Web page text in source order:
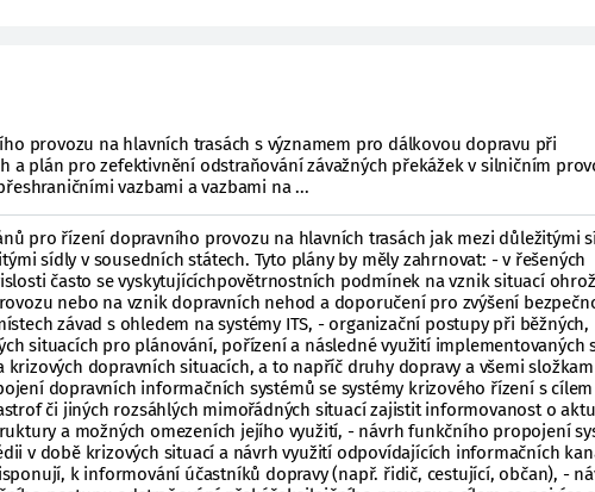
provozu na hlavních trasách s významem pro dálkovou dopravu při
a plán pro zefektivnění odstraňování závažných překážek v silničním
vazbami a vazbami na ...
pro řízení dopravního provozu na hlavních trasách jak mezi důležitými
sídly v sousedních státech. Tyto plány by měly zahrnovat: - v řešených
často se vyskytujícíchpovětrnostních podmínek na vznik situací
nebo na vznik dopravních nehod a doporučení pro zvýšení
závad s ohledem na systémy ITS, - organizační postupy při běžných,
situacích pro plánování, pořízení a následné využití implementovaných
krizových dopravních situacích, a to napříč druhy dopravy a všemi
dopravních informačních systémů se systémy krizového řízení s
či jiných rozsáhlých mimořádných situací zajistit informovanost o
a možných omezeních jejího využití, - návrh funkčního propojení
v době krizových situací a návrh využití odpovídajících informačních
k informování účastníků dopravy (např. řidič, cestující, občan), -